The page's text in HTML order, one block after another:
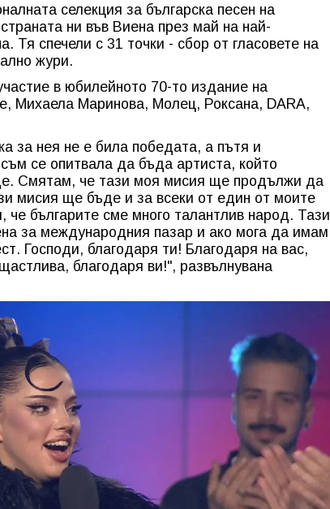
селекция за българска песен на
ни във Виена през май на най-
Тя спечели с 31 точки - сбор от гласовете на
жури.
в юбилейното 70-то издание на
Михаела Маринова, Молец, Роксана, DARA,
за нея не е била победата, а пътя и
се опитвала да бъда артиста, който
Смятам, че тази моя мисия ще продължи да
мисия ще бъде и за всеки от един от моите
че българите сме много талантлив народ. Тази
за международния пазар и ако мога да имам
Господи, благодаря ти! Благодаря на вас,
благодаря ви!", развълнувана